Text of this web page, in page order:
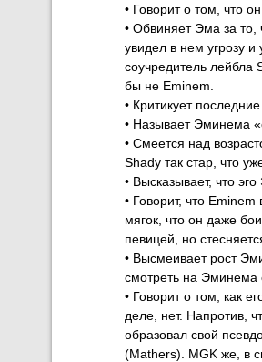
• Говорит о том, что
• Обвиняет Эма за то,
увидел в нем угрозу
соучредитель лейбла
бы не Eminem.
• Критикует
• Называет Эминема
• Смеется над
Shady так стар, что
• Высказывает, что
• Говорит, что
мягок, что он даже
певицей, но
• Высмеивает рост
смотреть на Эминема
• Говорит о том, как
деле, нет. Напротив,
образовал свой
(Mathers). MGK же, в